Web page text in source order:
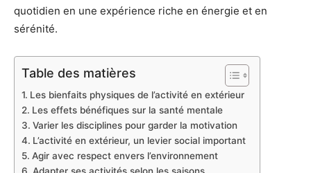
quotidien en une expérience riche en énergie et en
sérénité.
Table des matières
Les bienfaits physiques de l’activité en extérieur
Les effets bénéfiques sur la santé mentale
Varier les disciplines pour garder la motivation
L’activité en extérieur, un levier social important
Agir avec respect envers l’environnement